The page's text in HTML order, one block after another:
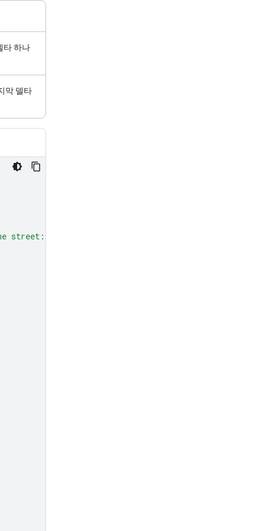
타 하나
막 델타
street: red, green, and blue.